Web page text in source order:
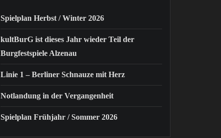
Spielplan Herbst / Winter 2026
kultBurG ist dieses Jahr wieder Teil der
Burgfestspiele Alzenau
Linie 1 – Berliner Schnauze mit Herz
Notlandung in der Vergangenheit
Spielplan Frühjahr / Sommer 2026